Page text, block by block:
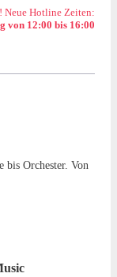
Neue Hotline Zeiten:
von 12:00 bis 16:00
bis Orchester. Von